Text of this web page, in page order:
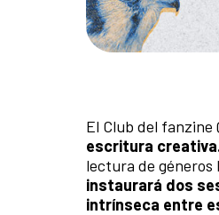
El Club del fanzine
escritura
lectura de
instaurará dos
intrínseca entre